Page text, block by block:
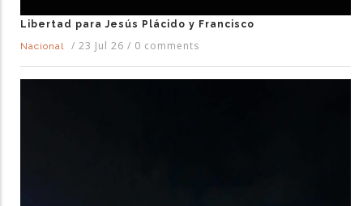
Libertad para Jesús Plácido y Francisco
Nacional
/ 23 Jul 26 / 0 comments